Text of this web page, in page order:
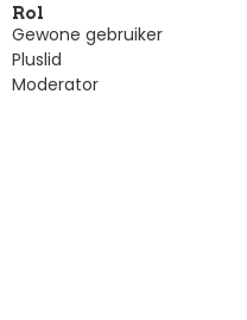
Rol
Gewone gebruiker
Pluslid
Moderator